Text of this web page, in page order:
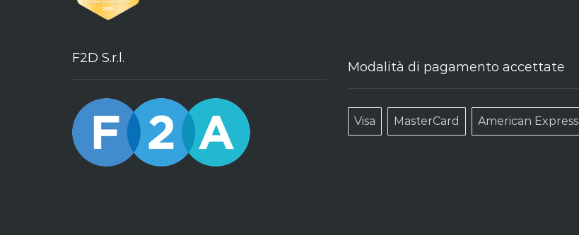
F2D S.r.l.
Modalità di pagamento accettate
Visa MasterCard American Express